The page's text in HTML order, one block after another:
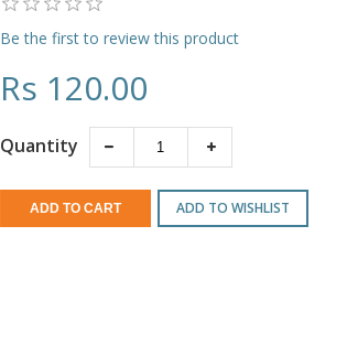
Be the first to review this product
Rs 120.00
Quantity
ADD TO WISHLIST